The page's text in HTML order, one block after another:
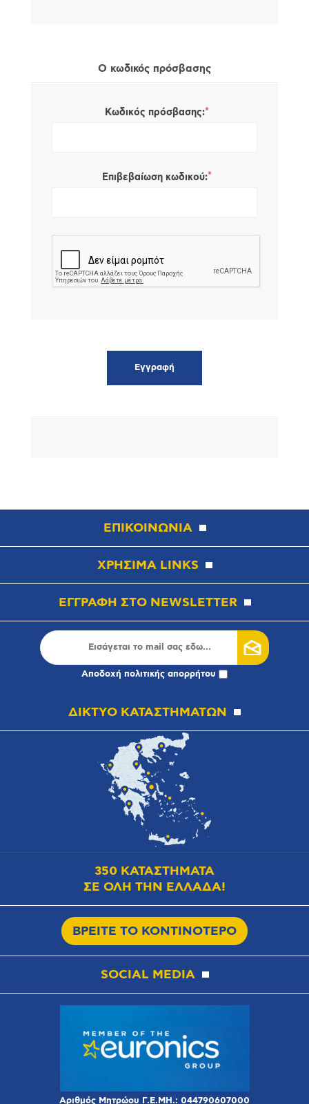
Ο κωδικός πρόσβασης
Κωδικός πρόσβασης:*
Επιβεβαίωση κωδικού:*
ΕΠΙΚΟΙΝΩΝΙΑ
ΧΡΗΣΙΜΑ LINKS
ΕΓΓΡΑΦΗ ΣΤΟ NEWSLETTER
Αποδοχή πολιτικής απορρήτου
ΔΙΚΤΥΟ ΚΑΤΑΣΤΗΜΑΤΩΝ
350 ΚΑΤΑΣΤΗΜΑΤΑ
ΣΕ ΟΛΗ ΤΗΝ ΕΛΛΑΔΑ!
ΒΡΕΙΤΕ ΤΟ ΚΟΝΤΙΝΟΤΕΡΟ
SOCIAL MEDIA